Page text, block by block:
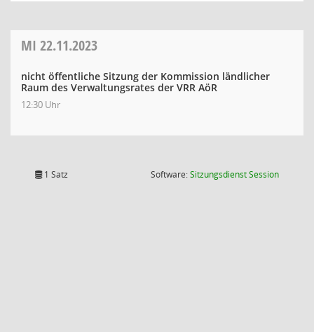
MI 22.11.2023
nicht öffentliche Sitzung der Kommission ländlicher
Raum des Verwaltungsrates der VRR AöR
12:30 Uhr
1 Satz Software:SitzungsdienstSession(Wird in